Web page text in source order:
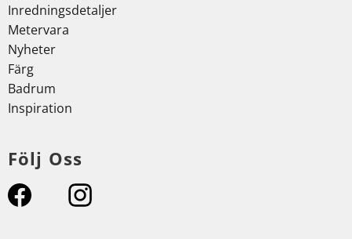
Inredningsdetaljer
Metervara
Nyheter
Färg
Badrum
Inspiration
Följ Oss